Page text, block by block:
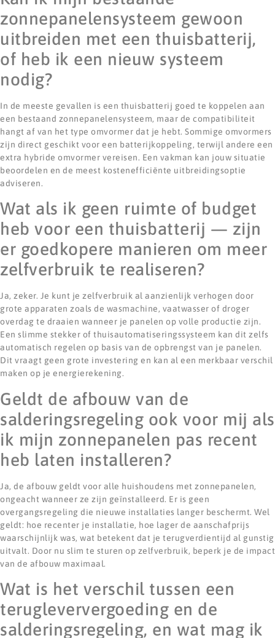
zonnepanelensysteem gewoon
uitbreiden met een thuisbatterij,
of heb ik een nieuw systeem
nodig?
In de meeste gevallen is een thuisbatterij goed te koppelen aan
een bestaand zonnepanelensysteem, maar de compatibiliteit
hangt af van het type omvormer dat je hebt. Sommige omvormers
zijn direct geschikt voor een batterijkoppeling, terwijl andere een
extra hybride omvormer vereisen. Een vakman kan jouw situatie
beoordelen en de meest kostenefficiënte uitbreidingsoptie
adviseren.
Wat als ik geen ruimte of budget
heb voor een thuisbatterij — zijn
er goedkopere manieren om meer
zelfverbruik te realiseren?
Ja, zeker. Je kunt je zelfverbruik al aanzienlijk verhogen door
grote apparaten zoals de wasmachine, vaatwasser of droger
overdag te draaien wanneer je panelen op volle productie zijn.
Een slimme stekker of thuisautomatiseringssysteem kan dit zelfs
automatisch regelen op basis van de opbrengst van je panelen.
Dit vraagt geen grote investering en kan al een merkbaar verschil
maken op je energierekening.
Geldt de afbouw van de
salderingsregeling ook voor mij als
ik mijn zonnepanelen pas recent
heb laten installeren?
Ja, de afbouw geldt voor alle huishoudens met zonnepanelen,
ongeacht wanneer ze zijn geïnstalleerd. Er is geen
overgangsregeling die nieuwe installaties langer beschermt. Wel
geldt: hoe recenter je installatie, hoe lager de aanschafprijs
waarschijnlijk was, wat betekent dat je terugverdientijd al gunstig
uitvalt. Door nu slim te sturen op zelfverbruik, beperk je de impact
van de afbouw maximaal.
Wat is het verschil tussen een
terugleververgoeding en de
salderingsregeling, en wat mag ik